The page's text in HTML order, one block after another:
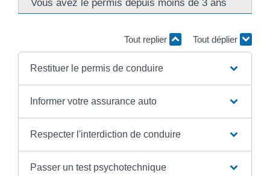
Tout replier Tout déplier
Restituer le permis de conduire
Informer votre assurance auto
Respecter l'interdiction de conduire
Passer un test psychotechnique